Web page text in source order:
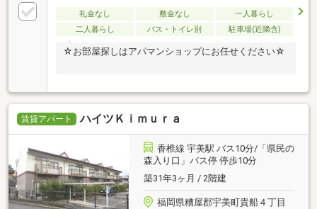
礼金なし 敷金なし
一人暮らし
二人暮らし
バス・トイレ別 駐車場(近隣含)
☆お部屋探しはアパマンショップにお任せください☆
賃貸アパート ハイツＫｉｍｕｒａ
香椎線 宇美駅 バス10分/「県民の
森入り口」バス停 停歩10分
築31年3ヶ月 / 2階建
福岡県糟屋郡宇美町貴船４丁目